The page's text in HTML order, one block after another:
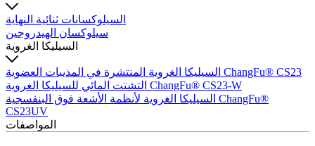
السيلوكسانات ثنائية النهاية
سيلوكسان الهيدروجين
السيليكا الغروية
السيليكا الغروية المنتشرة في المذيبات العضوية ChangFu® CS23
التشتت المائي للسيليكا الغروية ChangFu® CS23-W
السيليكا الغروية لأنظمة الأشعة فوق البنفسجية ChangFu®
CS23UV
المواصفات